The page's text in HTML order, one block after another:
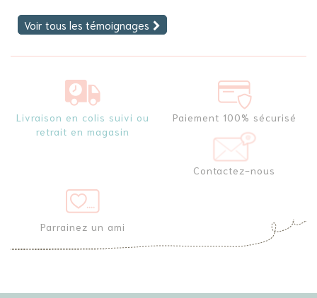
Voir tous les témoignages
Livraison en colis suivi ou
retrait en magasin
Paiement 100% sécurisé
Contactez-nous
Parrainez un ami